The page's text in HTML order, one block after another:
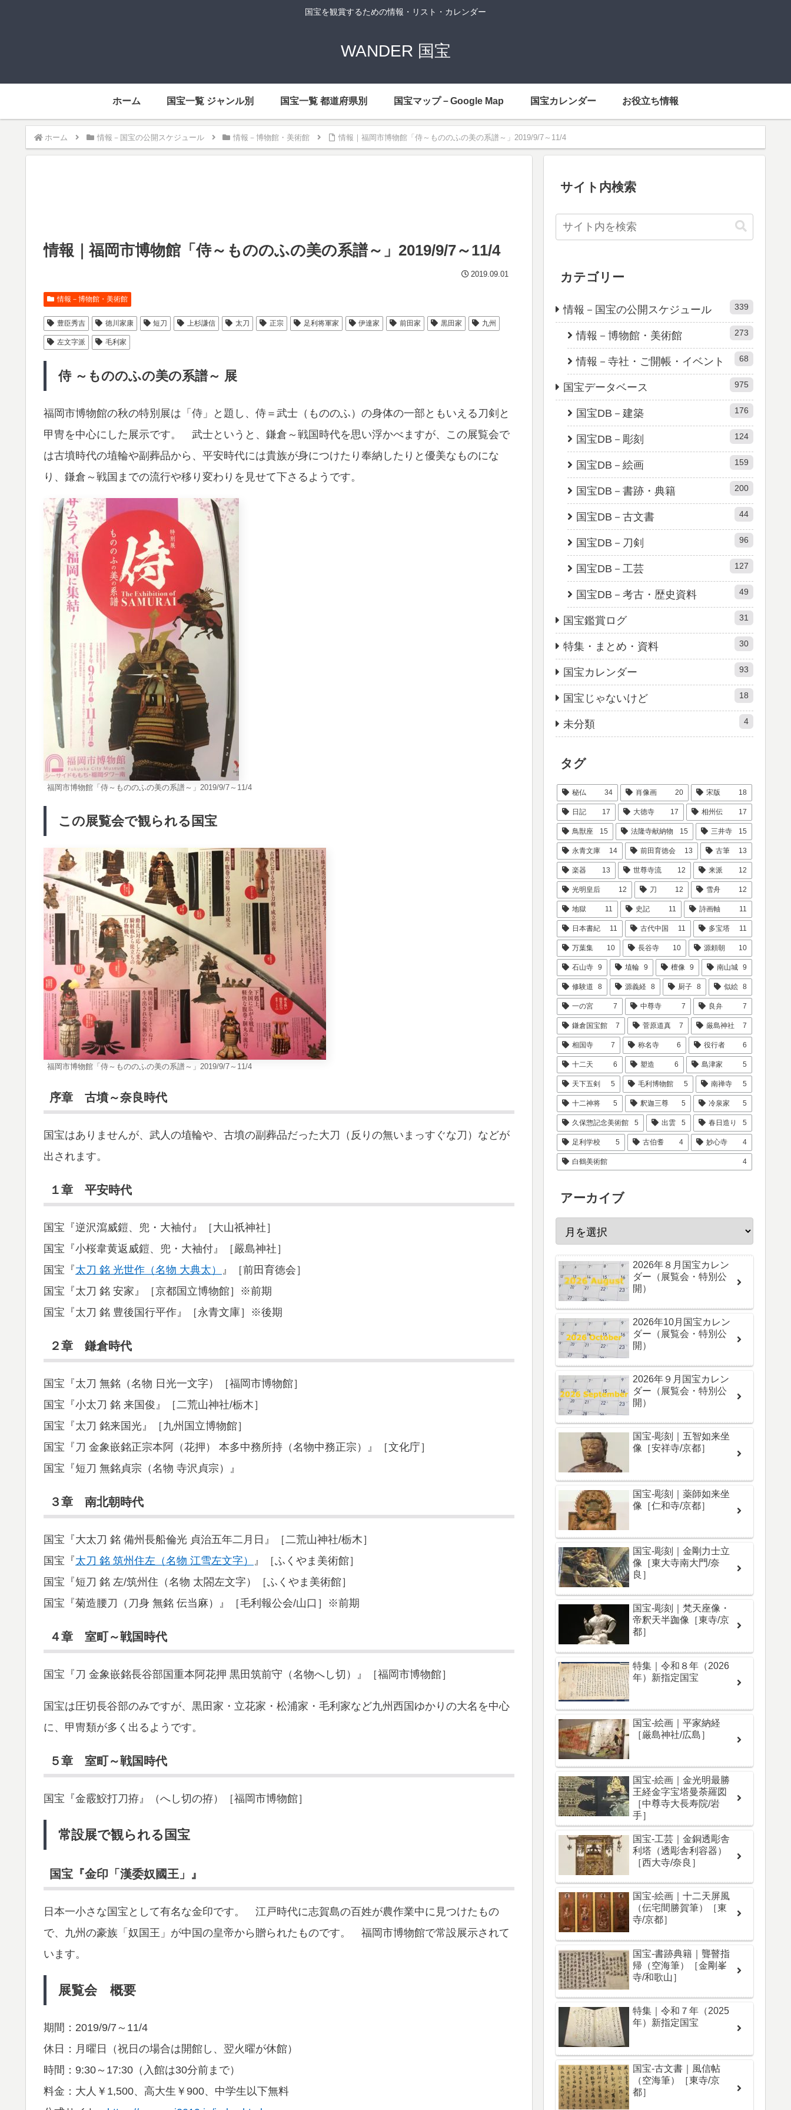
国宝を観賞するための情報・リスト・カレンダー
WANDER 国宝
ホーム 国宝一覧 ジャンル別 国宝一覧 都道府県別 国宝マップ－Google Map 国宝カレンダー お役立ち情報
ホーム 情報－国宝の公開スケジュール 情報－博物館・美術館 情報｜福岡市博物館「侍～もののふの美の系譜～」2019/9/7～11/4
情報｜福岡市博物館「侍～もののふの美の系譜～」2019/9/7～11/4
2019.09.01
情報－博物館・美術館
豊臣秀吉 徳川家康 短刀 上杉謙信 太刀 正宗 足利将軍家 伊達家 前田家 黒田家 九州
左文字派 毛利家
侍 ～もののふの美の系譜～ 展
福岡市博物館の秋の特別展は「侍」と題し、侍＝武士（もののふ）の身体の一部ともいえる刀剣と
甲冑を中心にした展示です。 武士というと、鎌倉～戦国時代を思い浮かべますが、この展覧会で
は古墳時代の埴輪や副葬品から、平安時代には貴族が身につけたり奉納したりと優美なものにな
り、鎌倉～戦国までの流行や移り変わりを見せて下さるようです。
福岡市博物館「侍～もののふの美の系譜～」2019/9/7～11/4
この展覧会で観られる国宝
福岡市博物館「侍～もののふの美の系譜～」2019/9/7～11/4
序章 古墳～奈良時代
国宝はありませんが、武人の埴輪や、古墳の副葬品だった大刀（反りの無いまっすぐな刀）などが
出されます。
１章 平安時代
国宝『逆沢瀉威鎧、兜・大袖付』［大山祇神社］
国宝『小桜韋黄返威鎧、兜・大袖付』［嚴島神社］
国宝『太刀 銘 光世作（名物 大典太）
』［前田育徳会］
国宝『太刀 銘 安家』［京都国立博物館］※前期
国宝『太刀 銘 豊後国行平作』［永青文庫］※後期
２章 鎌倉時代
国宝『太刀 無銘（名物 日光一文字）［福岡市博物館］
国宝『小太刀 銘 来国俊』［二荒山神社/栃木］
国宝『太刀 銘来国光』［九州国立博物館］
国宝『刀 金象嵌銘正宗本阿（花押） 本多中務所持（名物中務正宗）』［文化庁］
国宝『短刀 無銘貞宗（名物 寺沢貞宗）』
３章 南北朝時代
国宝『大太刀 銘 備州長船倫光 貞治五年二月日』［二荒山神社/栃木］
国宝『太刀 銘 筑州住左（名物 江雪左文字）
』［ふくやま美術館］
国宝『短刀 銘 左/筑州住（名物 太閤左文字）［ふくやま美術館］
国宝『菊造腰刀（刀身 無銘 伝当麻）』［毛利報公会/山口］※前期
４章 室町～戦国時代
国宝『刀 金象嵌銘長谷部国重本阿花押 黒田筑前守（名物へし切）』［福岡市博物館］
国宝は圧切長谷部のみですが、黒田家・立花家・松浦家・毛利家など九州西国ゆかりの大名を中心
に、甲冑類が多く出るようです。
５章 室町～戦国時代
国宝『金霰鮫打刀拵』（へし切の拵）［福岡市博物館］
常設展で観られる国宝
国宝『金印「漢委奴國王」』
日本一小さな国宝として有名な金印です。 江戸時代に志賀島の百姓が農作業中に見つけたもの
で、九州の豪族「奴国王」が中国の皇帝から贈られたものです。 福岡市博物館で常設展示されて
います。
展覧会 概要
期間：2019/9/7～11/4
休日：月曜日（祝日の場合は開館し、翌火曜が休館）
時間：9:30～17:30（入館は30分前まで）
料金：大人￥1,500、高大生￥900、中学生以下無料
サイト内検索
カテゴリー
情報－国宝の公開スケジュール 339
情報－博物館・美術館 273
情報－寺社・ご開帳・イベント 68
国宝データベース 975
国宝DB－建築 176
国宝DB－彫刻 124
国宝DB－絵画 159
国宝DB－書跡・典籍 200
国宝DB－古文書 44
国宝DB－刀剣 96
国宝DB－工芸 127
国宝DB－考古・歴史資料 49
国宝鑑賞ログ 31
特集・まとめ・資料 30
国宝カレンダー 93
国宝じゃないけど 18
未分類 4
タグ
秘仏 34 肖像画 20 宋版 18
日記 17 大徳寺 17 相州伝 17
鳥獣座 15 法隆寺献納物 15 三井寺 15
永青文庫 14 前田育徳会 13 古筆 13
楽器 13 世尊寺流 12 来派 12
光明皇后 12 刀 12 雪舟 12
地獄 11 史記 11 詩画軸 11
日本書紀 11 古代中国 11 多宝塔 11
万葉集 10 長谷寺 10 源頼朝 10
石山寺 9 埴輪 9 檀像 9 南山城 9
修験道 8 源義経 8 厨子 8 似絵 8
一の宮 7 中尊寺 7 良弁 7
鎌倉国宝館 7 菅原道真 7 厳島神社 7
相国寺 7 称名寺 6 役行者 6
十二天 6 塑造 6 島津家 5
天下五剣 5 毛利博物館 5 南禅寺 5
十二神将 5 釈迦三尊 5 冷泉家 5
久保惣記念美術館 5 出雲 5 春日造り 5
足利学校 5 古伯耆 4 妙心寺 4
白鶴美術館 4
アーカイブ
2026年８月国宝カレン
ダー（展覧会・特別公
開）
2026年10月国宝カレン
ダー（展覧会・特別公
開）
2026年９月国宝カレン
ダー（展覧会・特別公
開）
国宝-彫刻｜五智如来坐
像［安祥寺/京都］
国宝-彫刻｜薬師如来坐
像［仁和寺/京都］
国宝-彫刻｜金剛力士立
像［東大寺南大門/奈
良］
国宝-彫刻｜梵天座像・
帝釈天半跏像［東寺/京
都］
特集｜令和８年（2026
年）新指定国宝
国宝-絵画｜平家納経
［厳島神社/広島］
国宝-絵画｜金光明最勝
王経金字宝塔曼荼羅図
［中尊寺大長寿院/岩
手］
国宝-工芸｜金銅透彫舎
利塔（透彫舎利容器）
［西大寺/奈良］
国宝-絵画｜十二天屏風
（伝宅間勝賀筆）［東
寺/京都］
国宝-書跡典籍｜聾瞽指
帰（空海筆）［金剛峯
寺/和歌山］
特集｜令和７年（2025
年）新指定国宝
国宝-古文書｜風信帖
（空海筆）［東寺/京
都］